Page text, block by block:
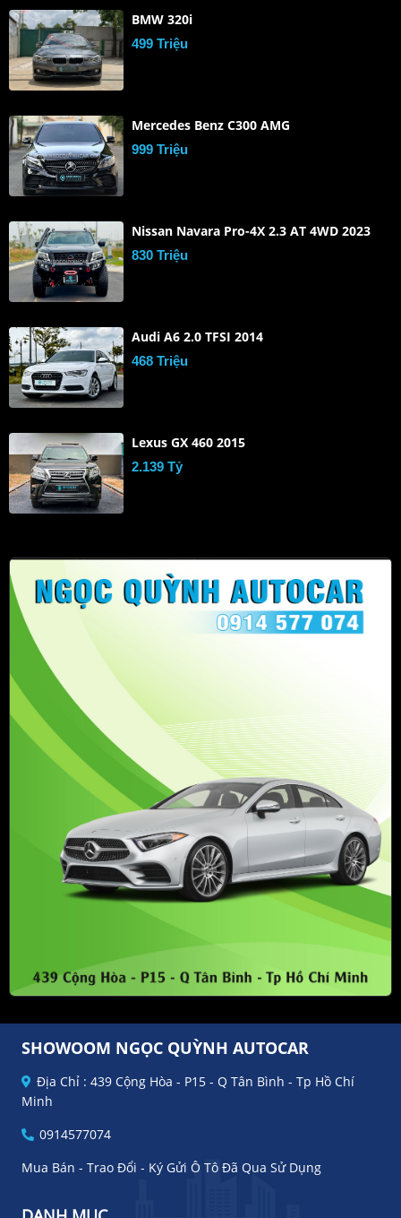
BMW 320i
499 Triệu
Mercedes Benz C300 AMG
999 Triệu
Nissan Navara Pro-4X 2.3 AT 4WD 2023
830 Triệu
Audi A6 2.0 TFSI 2014
468 Triệu
Lexus GX 460 2015
2.139 Tỷ
SHOWOOM NGỌC QUỲNH AUTOCAR
Địa Chỉ : 439 Cộng Hòa - P15 - Q Tân Bình - Tp Hồ Chí
Minh
0914577074
Mua Bán - Trao Đổi - Ký Gửi Ô Tô Đã Qua Sử Dụng